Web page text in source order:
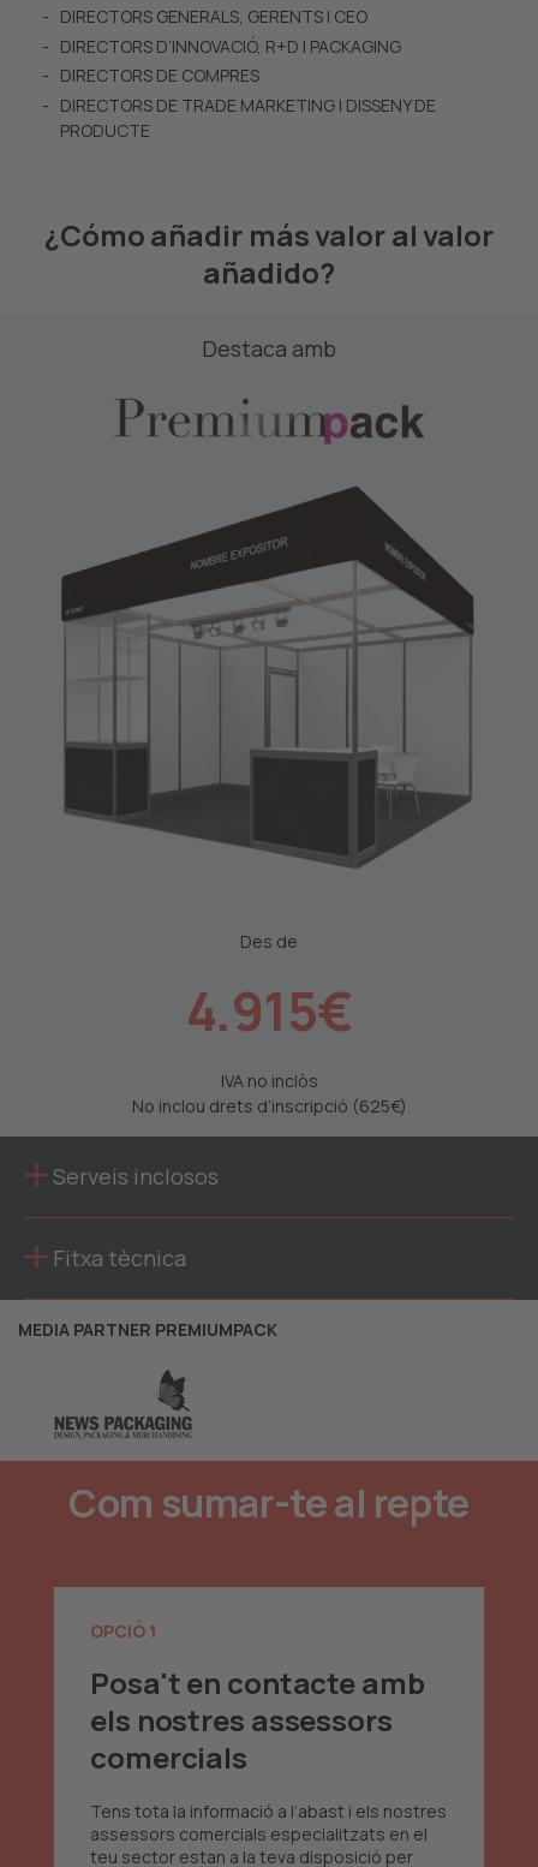
DIRECTORS GENERALS, GERENTS I CEO
DIRECTORS D’INNOVACIÓ, R+D I PACKAGING
DIRECTORS DE COMPRES
DIRECTORS DE TRADE MARKETING I DISSENY DE
PRODUCTE
¿Cómo añadir más valor al valor
añadido?
Destaca amb
Des de
4.915€
IVA no inclòs
No inclou drets d’inscripció (625€)
Serveis inclosos
Fitxa tècnica
MEDIA PARTNER PREMIUMPACK
Com sumar-te al repte
OPCIÓ 1
Posa't en contacte amb
els nostres assessors
comercials
Tens tota la informació a l’abast i els nostres
assessors comercials especialitzats en el
teu sector estan a la teva disposició per